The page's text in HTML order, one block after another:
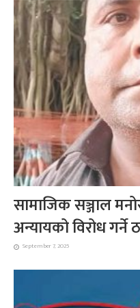
सामाजिक सञ्जाल
अन्यायको विरोध गर्ने
September 7, 2025